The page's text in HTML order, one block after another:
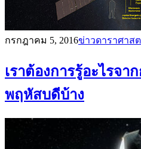
กรกฎาคม 5, 2016ข่าวดาราศาส
เราต้องการรู้อะไรจา
พฤหัสบดีบ้าง